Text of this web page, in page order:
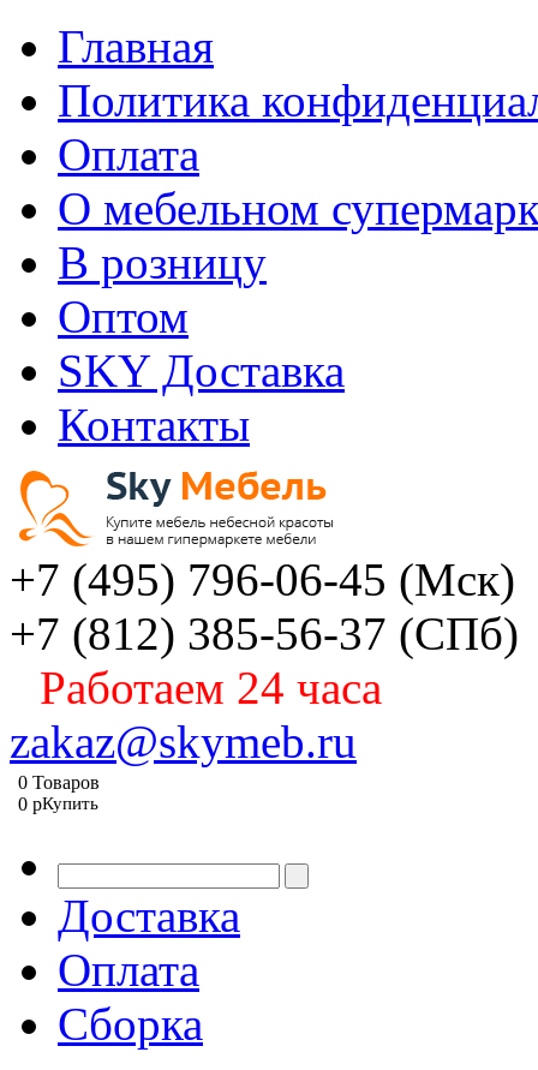
Главная
Политика
Оплата
О мебельном
В розницу
Оптом
SKY Доставка
Контакты
+7 (495) 796-06-45 (Мск)
+7 (812) 385-56-37 (СПб)
Работаем 24 часа
zakaz@skymeb.ru
0 Товаров
0 pКупить
Доставка
Оплата
Сборка